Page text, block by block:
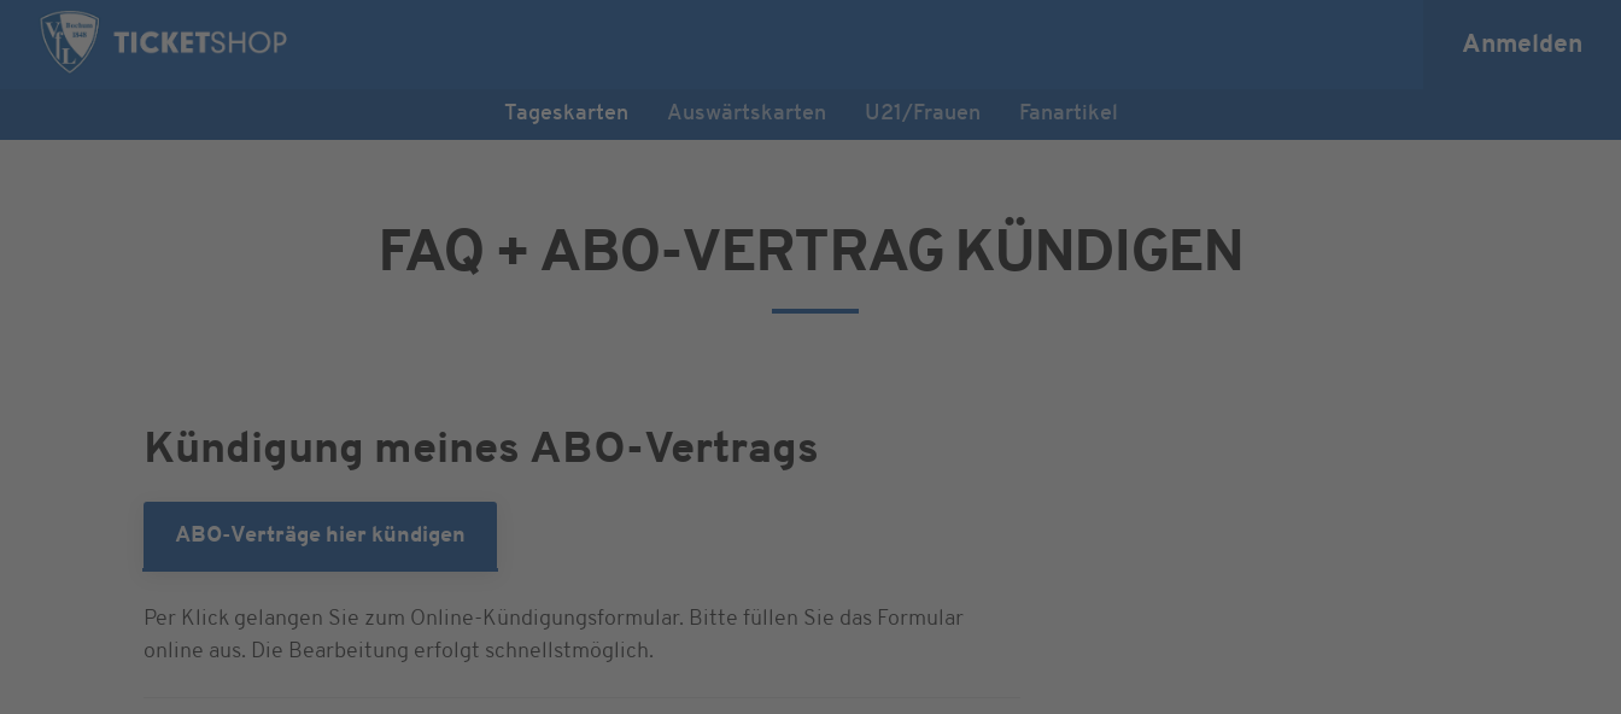
Anmelden
Tageskarten Auswärtskarten U21/Frauen Fanartikel
FAQ + ABO-VERTRAG KÜNDIGEN
Kündigung meines ABO-Vertrags
ABO-Verträge hier kündigen
Per Klick gelangen Sie zum Online-Kündigungsformular. Bitte füllen Sie das Formular
online aus. Die Bearbeitung erfolgt schnellstmöglich.